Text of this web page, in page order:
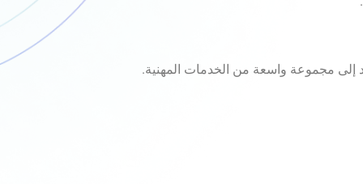
إلى مجموعة واسعة من الخدمات المهنية.